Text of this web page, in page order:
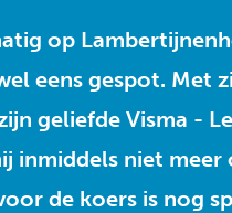
op
eens gespot. Met
geliefde Visma -
inmiddels niet meer
de koers is nog